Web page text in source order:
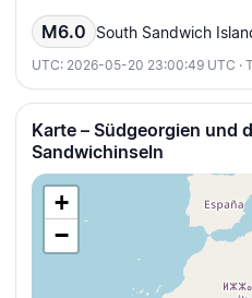
M6.0 South Sandwich
UTC: 2026-05-20 23:00:49 UTC ·
Karte – Südgeorgien und
Sandwichinseln
+
−